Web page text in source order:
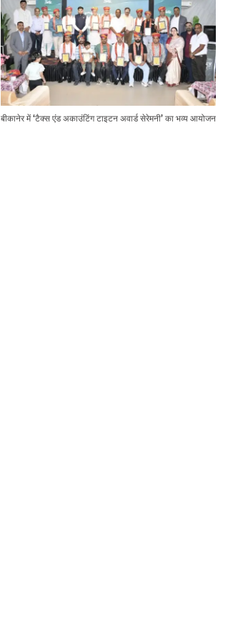
बीकानेर में ‘टैक्स एंड अकाउंटिंग टाइटन अवार्ड सेरेमनी’ का भव्य आयोजन